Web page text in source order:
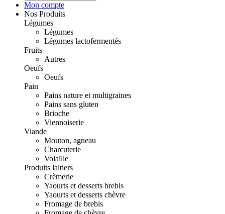
Mon compte
Nos Produits
Légumes
Légumes
Légumes lactofermentés
Fruits
Autres
Oeufs
Oeufs
Pain
Pains nature et multigraines
Pains sans gluten
Brioche
Viennoiserie
Viande
Mouton, agneau
Charcuterie
Volaille
Produits laitiers
Crèmerie
Yaourts et desserts brebis
Yaourts et desserts chèvre
Fromage de brebis